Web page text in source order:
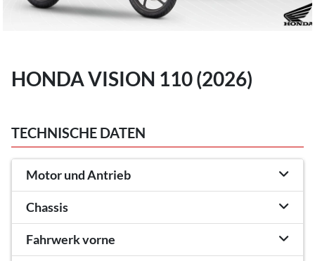
HONDA VISION 110 (2026)
TECHNISCHE DATEN
Motor und Antrieb
Chassis
Fahrwerk vorne